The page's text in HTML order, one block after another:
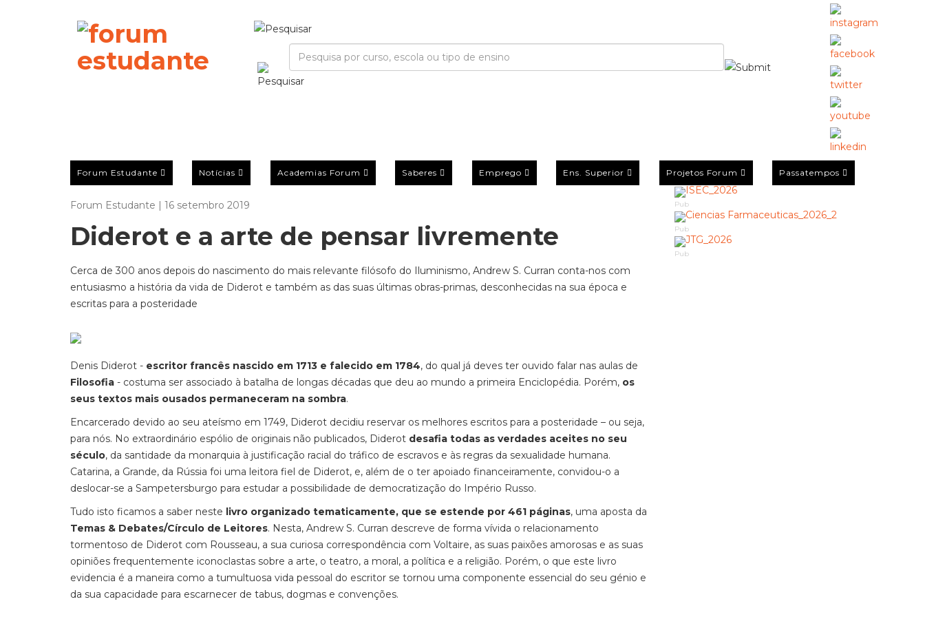
Forum Estudante Notícias Academias Forum Saberes Emprego Ens. Superior Projetos Forum Passatempos
Forum Estudante | 16 setembro 2019
Diderot e a arte de pensar livremente
Cerca de 300 anos depois do nascimento do mais relevante filósofo do Iluminismo, Andrew S. Curran conta-nos com
entusiasmo a história da vida de Diderot e também as das suas últimas obras-primas, desconhecidas na sua época e
escritas para a posteridade
Denis Diderot - escritor francês nascido em 1713 e falecido em 1784, do qual já deves ter ouvido falar nas aulas de
Filosofia - costuma ser associado à batalha de longas décadas que deu ao mundo a primeira Enciclopédia. Porém, os
seus textos mais ousados permaneceram na sombra.
Encarcerado devido ao seu ateísmo em 1749, Diderot decidiu reservar os melhores escritos para a posteridade – ou seja,
para nós. No extraordinário espólio de originais não publicados, Diderot desafia todas as verdades aceites no seu
século, da santidade da monarquia à justificação racial do tráfico de escravos e às regras da sexualidade humana.
Catarina, a Grande, da Rússia foi uma leitora fiel de Diderot, e, além de o ter apoiado financeiramente, convidou-o a
deslocar-se a Sampetersburgo para estudar a possibilidade de democratização do Império Russo.
Tudo isto ficamos a saber neste livro organizado tematicamente, que se estende por 461 páginas, uma aposta da
Temas & Debates/Círculo de Leitores. Nesta, Andrew S. Curran descreve de forma vívida o relacionamento
tormentoso de Diderot com Rousseau, a sua curiosa correspondência com Voltaire, as suas paixões amorosas e as suas
opiniões frequentemente iconoclastas sobre a arte, o teatro, a moral, a política e a religião. Porém, o que este livro
evidencia é a maneira como a tumultuosa vida pessoal do escritor se tornou uma componente essencial do seu génio e
da sua capacidade para escarnecer de tabus, dogmas e convenções.
Pub
Pub
Pub